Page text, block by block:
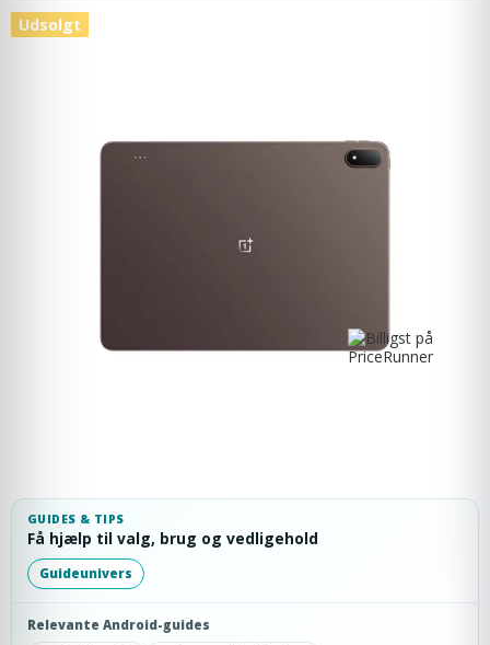
Udsolgt
GUIDES & TIPS
Få hjælp til valg, brug og vedligehold
Guideunivers
Relevante Android-guides